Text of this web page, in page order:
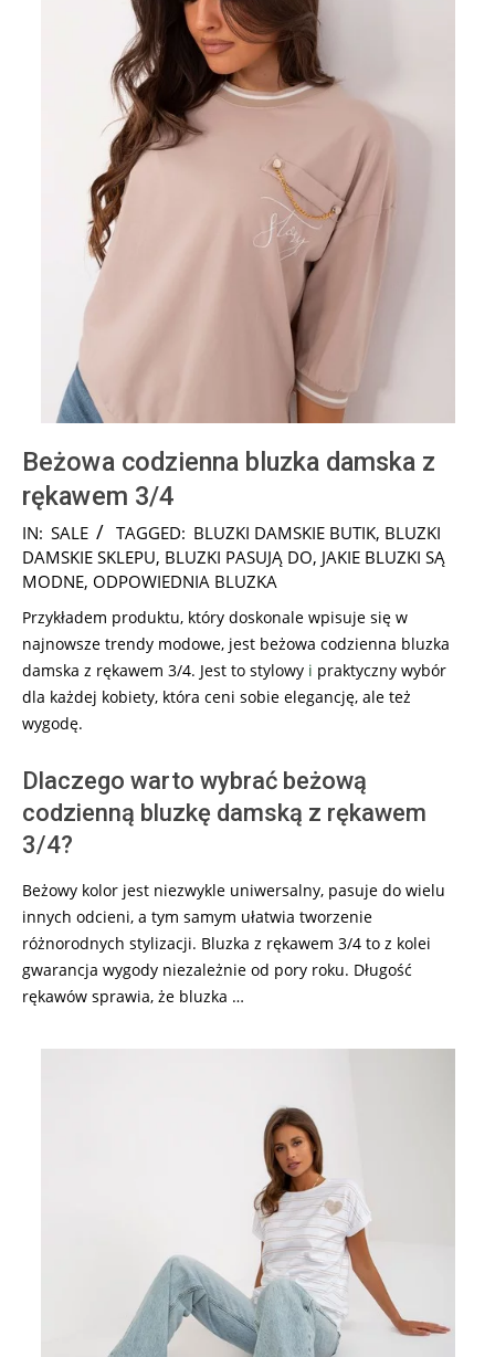
Beżowa codzienna bluzka damska z
rękawem 3/4
2025-
09-
13
IN: SALE TAGGED: BLUZKI DAMSKIE BUTIK, BLUZKI
DAMSKIE SKLEPU, BLUZKI PASUJĄ DO, JAKIE BLUZKI SĄ
MODNE, ODPOWIEDNIA BLUZKA
Przykładem produktu, który doskonale wpisuje się w
najnowsze trendy modowe, jest beżowa codzienna bluzka
damska z rękawem 3/4. Jest to stylowy i praktyczny wybór
dla każdej kobiety, która ceni sobie elegancję, ale też
wygodę.
Dlaczego warto wybrać beżową
codzienną bluzkę damską z rękawem
3/4?
Beżowy kolor jest niezwykle uniwersalny, pasuje do wielu
innych odcieni, a tym samym ułatwia tworzenie
różnorodnych stylizacji. Bluzka z rękawem 3/4 to z kolei
gwarancja wygody niezależnie od pory roku. Długość
rękawów sprawia, że bluzka …